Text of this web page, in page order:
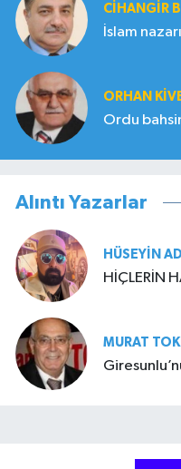
CIHANGIR
İslam
ORHAN
Ordu
Alıntı Yazarlar
HÜSEYIN
HİÇLERİN
MURAT